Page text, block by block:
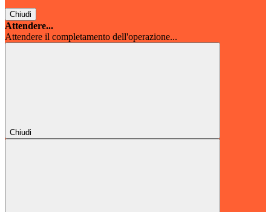
Chiudi
Attendere...
Attendere il completamento dell'operazione...
Chiudi